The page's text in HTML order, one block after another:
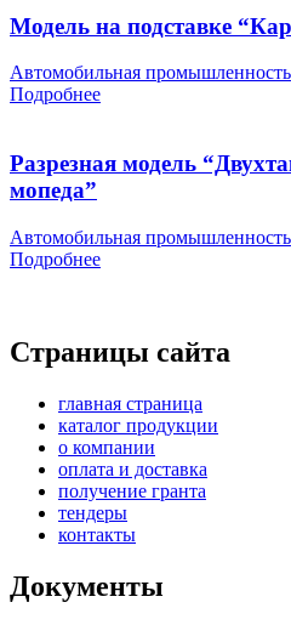
Модель на подставке
Автомобильная промышленность
Подробнее
Разрезная модель
мопеда”
Автомобильная промышленность
Подробнее
Страницы сайта
главная страница
каталог продукции
о компании
оплата и доставка
получение гранта
тендеры
контакты
Документы